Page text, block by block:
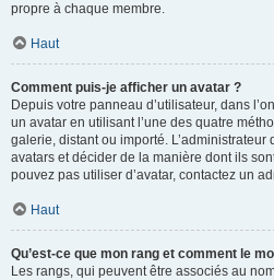
propre à chaque membre.
Haut
Comment puis-je afficher un avatar ?
Depuis votre panneau d’utilisateur, dans
un avatar en utilisant l’une des quatre
galerie, distant ou importé.
avatars et décider de la manière dont ils
pouvez pas utiliser d’avatar, contactez un
Haut
Qu’est-ce que mon rang et comment le
Les rangs, qui peuvent être associés au